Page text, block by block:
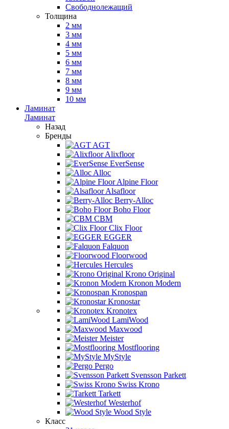
Свободнолежащий
Толщина
2 мм
3 мм
4 мм
5 мм
6 мм
7 мм
8 мм
9 мм
10 мм
Ламинат
Ламинат
Назад
Бренды
AGT
Alixfloor
EverSense
Alloc
Alpine Floor
Alsafloor
Berry-Alloc
Boho Floor
CBM
Clix Floor
EGGER
Falquon
Floorwood
Hercules
Krono Original
Kronon Modern
Kronospan
Kronostar
Kronotex
LamiWood
Maxwood
Meister
Mostflooring
MyStyle
Pergo
Svensson Parkett
Swiss Krono
Tarkett
Westerhof
Wood Style
Класс